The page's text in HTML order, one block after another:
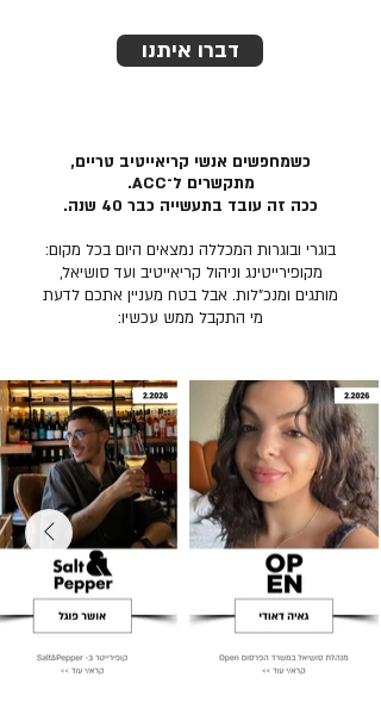
דברו איתנו
כשמחפשים אנשי קריאייטיב טריים,
מתקשרים ל־ACC.
ככה זה עובד בתעשייה כבר 40 שנה.
בוגרי ובוגרות המכללה נמצאים היום בכל מקום:
מקופירייטינג וניהול קריאייטיב ועד סושיאל,
מותגים ומנכ״לות. אבל בטח מעניין אתכם לדעת
מי התקבל ממש עכשיו: